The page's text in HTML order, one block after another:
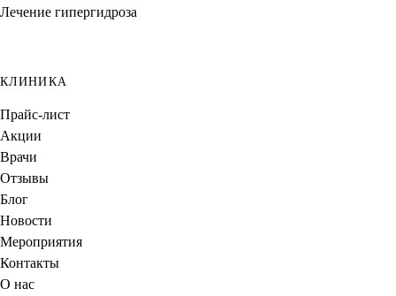
Лечение гипергидроза
КЛИНИКА
Прайс-лист
Акции
Врачи
Отзывы
Блог
Новости
Мероприятия
Контакты
О нас